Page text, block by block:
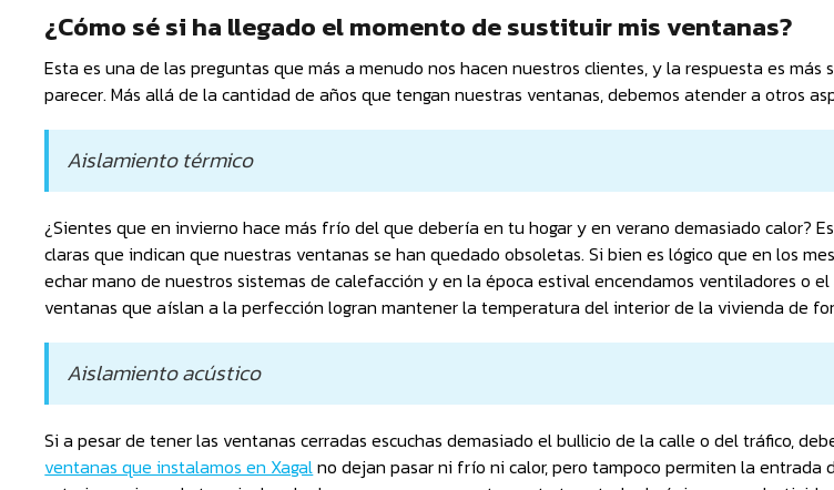
¿Cómo sé si ha llegado el momento de sustituir mis ventanas?
Esta es una de las preguntas que más a menudo nos hacen nuestros clientes, y la respuesta es más
parecer. Más allá de la cantidad de años que tengan nuestras ventanas, debemos atender a otros
Aislamiento térmico
¿Sientes que en invierno hace más frío del que debería en tu hogar y en verano demasiado calor?
claras que indican que nuestras ventanas se han quedado obsoletas. Si bien es lógico que en los
echar mano de nuestros sistemas de calefacción y en la época estival encendamos ventiladores o
ventanas que aíslan a la perfección logran mantener la temperatura del interior de la vivienda de
Aislamiento acústico
Si a pesar de tener las ventanas cerradas escuchas demasiado el bullicio de la calle o del tráfico,
ventanas que instalamos en Xagalno dejan pasar ni frío ni calor, pero tampoco permiten la entrada